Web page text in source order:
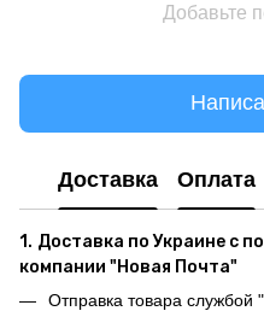
Добавьте
Доставка Оплата
1. Доставка по Украине с
компании "Новая Почта"
Отправка товара службой